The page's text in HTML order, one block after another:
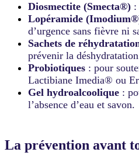
Diosmectite (Smecta®) :
Lopéramide
d’urgence sans fièvre ni
Sachets de
prévenir la
Probiotiques : pour
Lactibiane Imedia® ou
Gel hydroalcoolique :
l’absence d’eau et savon.
La prévention avant